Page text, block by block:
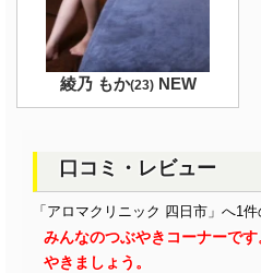
綾乃 もか(23)NEW
口コミ・レビュー
「アロマクリニック 四日市」へ1件
みんなのつぶやきコーナーで
やきましょう。